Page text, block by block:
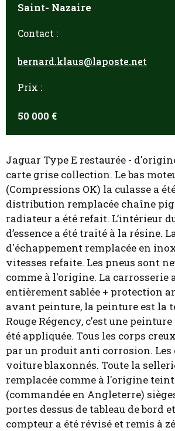
Saint- Nazaire
Contact :
bernard.klaus@laposte.net
Prix :
50 000 €
Jaguar Type E restaurée -
carte grise collection. Le bas
(Compressions OK) la culasse a
distribution remplacée chaîne
radiateur a été refait. L’intérieur
d’essence a été traité à la résine.
d'échappement remplacée en
vitesses refaite. Les pneus sont
comme à l'origine. La carrosserie
entièrement sablée + protection
avant peinture, la peinture est la
Rouge Régency, c'est une
été appliquée. Tous les corps
par un produit anti corrosion. Les
voiture blaxonnés. Toute la
remplacée comme à l'origine
(commandée en Angleterre)
portes dessus de tableau de bord
compteur a été révisé et remis à